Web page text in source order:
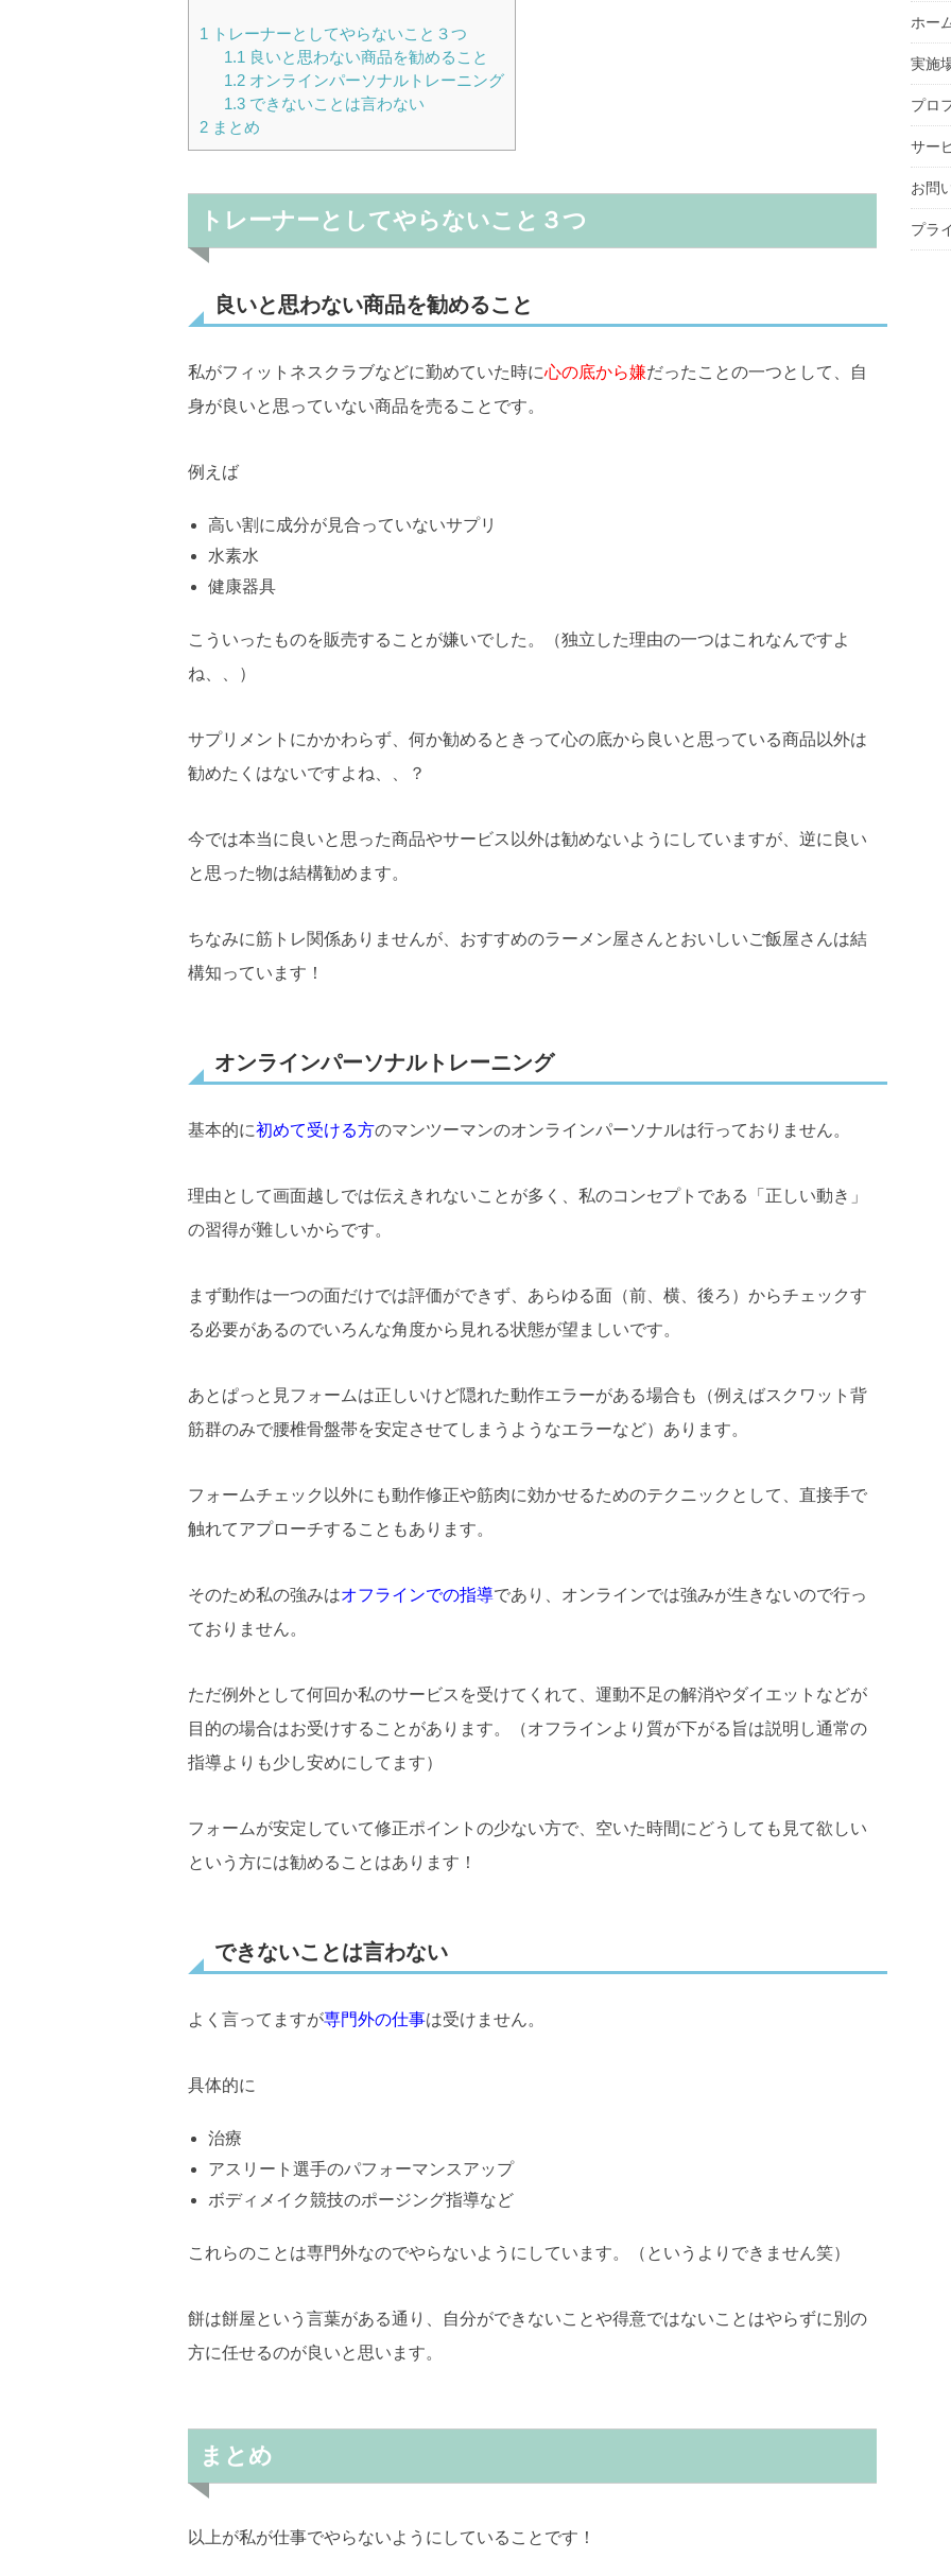
1 トレーナーとしてやらないこと３つ
1.1良いと思わない商品を勧めること
1.2オンラインパーソナルトレーニング
1.3できないことは言わない
2 まとめ
トレーナーとしてやらないこと３つ
良いと思わない商品を勧めること
私がフィットネスクラブなどに勤めていた時に心の底から嫌だったことの一つとして、自
身が良いと思っていない商品を売ることです。
例えば
高い割に成分が見合っていないサプリ
水素水
健康器具
こういったものを販売することが嫌いでした。（独立した理由の一つはこれなんですよ
ね、、）
サプリメントにかかわらず、何か勧めるときって心の底から良いと思っている商品以外は
勧めたくはないですよね、、？
今では本当に良いと思った商品やサービス以外は勧めないようにしていますが、逆に良い
と思った物は結構勧めます。
ちなみに筋トレ関係ありませんが、おすすめのラーメン屋さんとおいしいご飯屋さんは結
構知っています！
オンラインパーソナルトレーニング
基本的に初めて受ける方のマンツーマンのオンラインパーソナルは行っておりません。
理由として画面越しでは伝えきれないことが多く、私のコンセプトである「正しい動き」
の習得が難しいからです。
まず動作は一つの面だけでは評価ができず、あらゆる面（前、横、後ろ）からチェックす
る必要があるのでいろんな角度から見れる状態が望ましいです。
あとぱっと見フォームは正しいけど隠れた動作エラーがある場合も（例えばスクワット背
筋群のみで腰椎骨盤帯を安定させてしまうようなエラーなど）あります。
フォームチェック以外にも動作修正や筋肉に効かせるためのテクニックとして、直接手で
触れてアプローチすることもあります。
そのため私の強みはオフラインでの指導であり、オンラインでは強みが生きないので行っ
ておりません。
ただ例外として何回か私のサービスを受けてくれて、運動不足の解消やダイエットなどが
目的の場合はお受けすることがあります。（オフラインより質が下がる旨は説明し通常の
指導よりも少し安めにしてます）
フォームが安定していて修正ポイントの少ない方で、空いた時間にどうしても見て欲しい
という方には勧めることはあります！
できないことは言わない
よく言ってますが専門外の仕事は受けません。
具体的に
治療
アスリート選手のパフォーマンスアップ
ボディメイク競技のポージング指導など
これらのことは専門外なのでやらないようにしています。（というよりできません笑）
餅は餅屋という言葉がある通り、自分ができないことや得意ではないことはやらずに別の
方に任せるのが良いと思います。
まとめ
以上が私が仕事でやらないようにしていることです！
ホー
実施
プロ
サー
お問
プラ